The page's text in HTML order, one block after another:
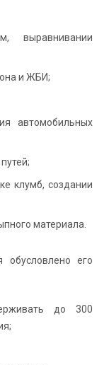
выравнивании
и ЖБИ;
автомобильных
клумб, создании
материала.
обусловлено его
до 300